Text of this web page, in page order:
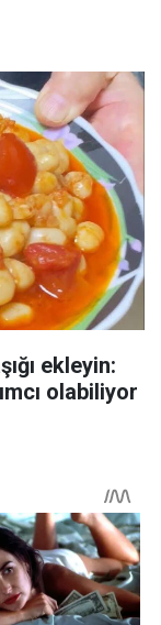
ekleyin:
olabiliyor